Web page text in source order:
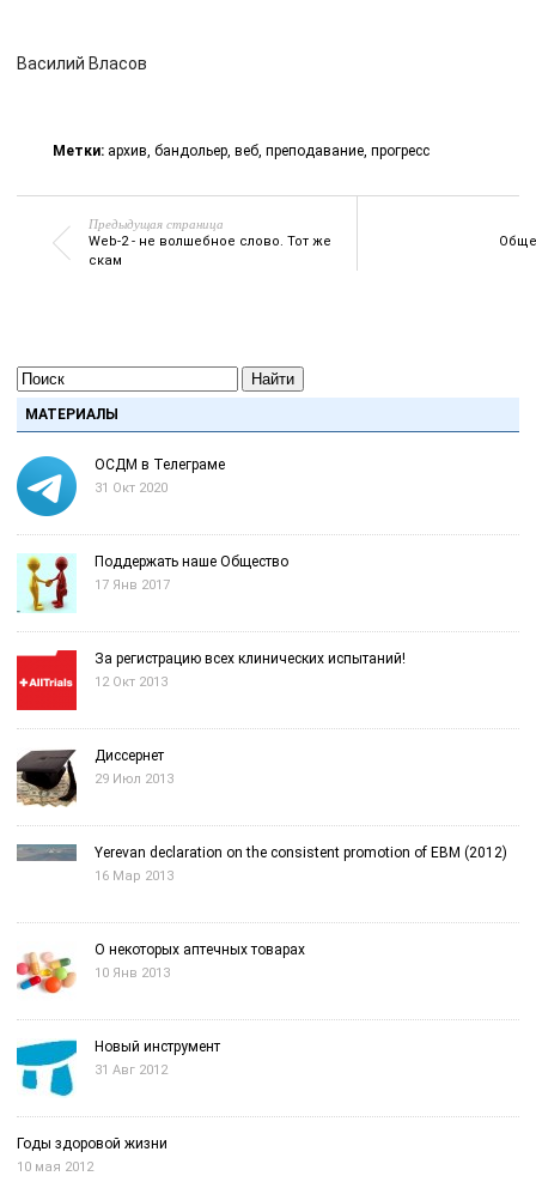
Василий Власов
Метки: архив, бандольер, веб, преподавание, прогресс
Предыдущая страница
Web-2 - не волшебное слово. Тот же
скам
Найти
МАТЕРИАЛЫ
ОСДМ в Телеграме
31 Окт 2020
Поддержать наше Общество
17 Янв 2017
За регистрацию всех клинических испытаний!
12 Окт 2013
Диссернет
29 Июл 2013
Yerevan declaration on the consistent promotion of EBM (2012)
16 Мар 2013
О некоторых аптечных товарах
10 Янв 2013
Новый инструмент
31 Авг 2012
Годы здоровой жизни
10 мая 2012